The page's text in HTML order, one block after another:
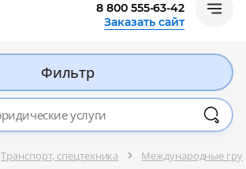
8 800 555-63-42
Заказать сайт
Фильтр
Транспорт, спецтехника Международные